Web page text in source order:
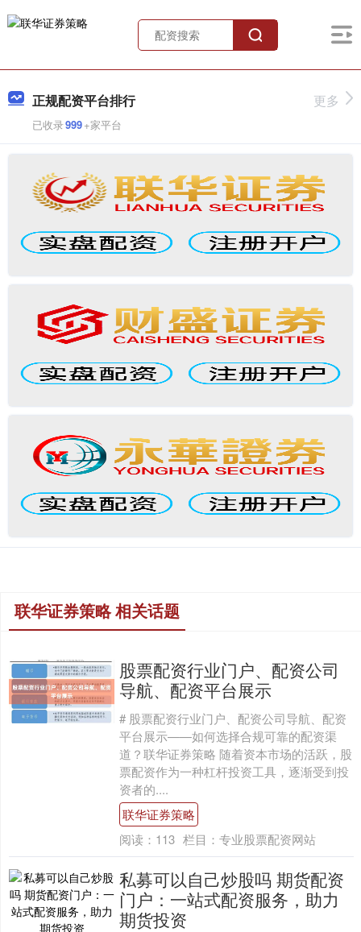
正规配资平台排行
已收录999+家平台
更多
联华证券策略 相关话题
股票配资行业门户、配资公司
导航、配资平台展示
# 股票配资行业门户、配资公司导航、配资
平台展示——如何选择合规可靠的配资渠
道？联华证券策略 随着资本市场的活跃，股
票配资作为一种杠杆投资工具，逐渐受到投
资者的....
联华证券策略
阅读： 113 栏目： 专业股票配资网站
私募可以自己炒股吗 期货配资
门户：一站式配资服务，助力
期货投资